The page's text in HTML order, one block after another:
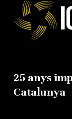
25 anys
Catalunya